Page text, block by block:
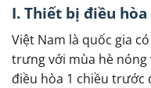
I. Thiết bị điều
Việt Nam là quốc gia
trưng với mùa hè nóng
điều hòa 1 chiều trước